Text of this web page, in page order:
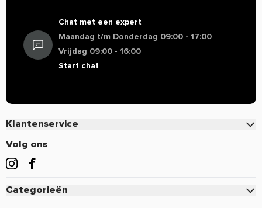
Chat met een expert
Maandag t/m Donderdag 09:00 - 17:00
Vrijdag 09:00 - 16:00
Start chat
Klantenservice
Contact
Veelgestelde vragen
Betalen
Volg ons
Categorieën